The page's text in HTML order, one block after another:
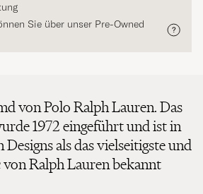
Sie über unser Pre-Owned
von Polo Ralph Lauren. Das
1972 eingeführt und ist in
als das vielseitigste und
von Ralph Lauren bekannt